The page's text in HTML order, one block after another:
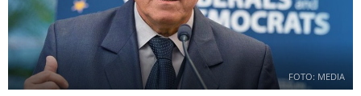
FOTO: MEDIA